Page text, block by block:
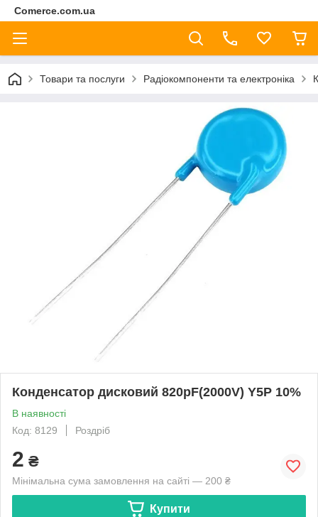
Comerce.com.ua
Товари та послуги Радіокомпоненти та електроніка
Конденсатор дисковий 820pF(2000V) Y5P 10%
В наявності
Код: 8129
Роздріб
2 ₴
Мінімальна сума замовлення на сайті — 200 ₴
Купити